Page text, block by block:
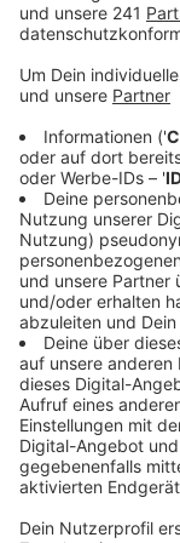
kommen aus
Königswinter.
britischen
außerhalb von
Veröffentlicht:
Anzeige
Landrat
über die
ist beauftragt
eventuelle
testet schon
britischen
stammen die